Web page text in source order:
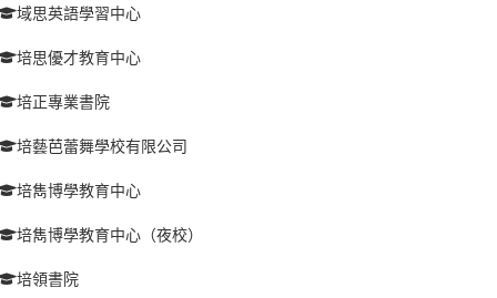
域思英語學習中心
培思優才教育中心
培正專業書院
培藝芭蕾舞學校有限公司
培雋博學教育中心
培雋博學教育中心（夜校）
培領書院